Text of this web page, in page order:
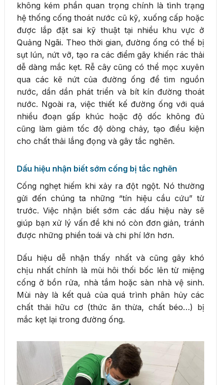
không kém phần quan trọng chính là tình trạng
hệ thống cống thoát nước cũ kỹ, xuống cấp hoặc
được lắp đặt sai kỹ thuật tại nhiều khu vực ở
Quảng Ngãi. Theo thời gian, đường ống có thể bị
sụt lún, nứt vỡ, tạo ra các điểm gãy khiến rác thải
dễ dàng mắc kẹt. Rễ cây cũng có thể mọc xuyên
qua các kẽ nứt của đường ống để tìm nguồn
nước, dần dần phát triển và bít kín đường thoát
nước. Ngoài ra, việc thiết kế đường ống với quá
nhiều đoạn gấp khúc hoặc độ dốc không đủ
cũng làm giảm tốc độ dòng chảy, tạo điều kiện
cho chất thải lắng đọng và gây tắc nghẽn.
Dấu hiệu nhận biết sớm cống bị tắc nghẽn
Cống nghẹt hiếm khi xảy ra đột ngột. Nó thường
gửi đến chúng ta những “tín hiệu cầu cứu” từ
trước. Việc nhận biết sớm các dấu hiệu này sẽ
giúp bạn xử lý vấn đề khi nó còn đơn giản, tránh
được những phiền toái và chi phí lớn hơn.
Dấu hiệu dễ nhận thấy nhất và cũng gây khó
chịu nhất chính là mùi hôi thối bốc lên từ miệng
cống ở bồn rửa, nhà tắm hoặc sàn nhà vệ sinh.
Mùi này là kết quả của quá trình phân hủy các
chất thải hữu cơ (thức ăn thừa, chất béo…) bị
mắc kẹt lại trong đường ống.